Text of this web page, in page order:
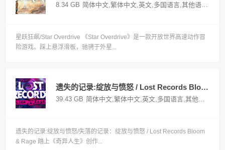
8.34 GB 简体中文,繁体中文,英文,多国语言,其他语言
星跃狂飙/Star Overdrive 《Star Overdrive》是一款开放世界高速动作冒
险游戏。踩上悬浮滑板，驰骋于外星...
遗失的记录:绽放与愤怒 / Lost Records Bloom & Rage—— V1.02.118358多国语言（含简体中文）免安装解压即玩版
39.43 GB 简体中文,繁体中文,英文,多国语言,其他语言
遗失的记录:绽放与愤怒/失落的记录：绽放与愤怒 / Lost Records Bloom
& Rage 踏上《奇异人生》创作...